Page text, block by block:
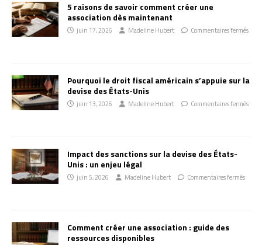
5 raisons de savoir comment créer une
association dès maintenant
juin 17, 2026 Madeline Hubert Commentaires fermés
Pourquoi le droit fiscal américain s’appuie sur la
devise des États-Unis
juin 13, 2026 Madeline Hubert Commentaires fermés
Impact des sanctions sur la devise des États-
Unis : un enjeu légal
juin 5, 2026 Madeline Hubert Commentaires fermés
Comment créer une association : guide des
ressources disponibles